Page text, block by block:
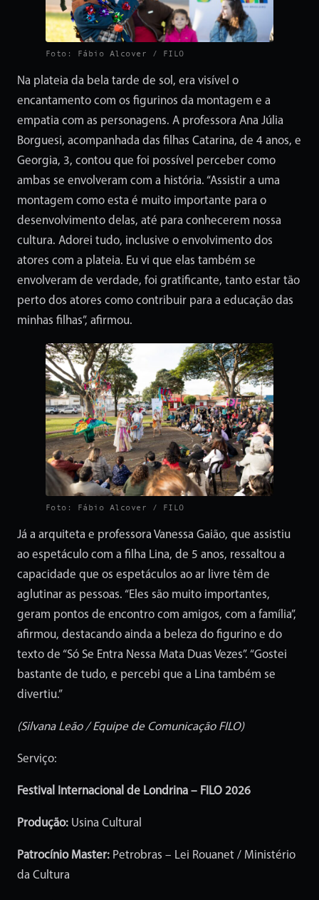
Foto: Fábio Alcover / FILO
Na plateia da bela tarde de sol, era visível o
encantamento com os figurinos da montagem e a
empatia com as personagens. A professora Ana Júlia
Borguesi, acompanhada das filhas Catarina, de 4 anos, e
Georgia, 3, contou que foi possível perceber como
ambas se envolveram com a história. “Assistir a uma
montagem como esta é muito importante para o
desenvolvimento delas, até para conhecerem nossa
cultura. Adorei tudo, inclusive o envolvimento dos
atores com a plateia. Eu vi que elas também se
envolveram de verdade, foi gratificante, tanto estar tão
perto dos atores como contribuir para a educação das
minhas filhas”, afirmou.
Foto: Fábio Alcover / FILO
Já a arquiteta e professora Vanessa Gaião, que assistiu
ao espetáculo com a filha Lina, de 5 anos, ressaltou a
capacidade que os espetáculos ao ar livre têm de
aglutinar as pessoas. “Eles são muito importantes,
geram pontos de encontro com amigos, com a família”,
afirmou, destacando ainda a beleza do figurino e do
texto de “Só Se Entra Nessa Mata Duas Vezes”. “Gostei
bastante de tudo, e percebi que a Lina também se
divertiu.”
(Silvana Leão / Equipe de Comunicação FILO)
Serviço:
Festival Internacional de Londrina – FILO 2026
Produção: Usina Cultural
Patrocínio Master: Petrobras – Lei Rouanet / Ministério
da Cultura